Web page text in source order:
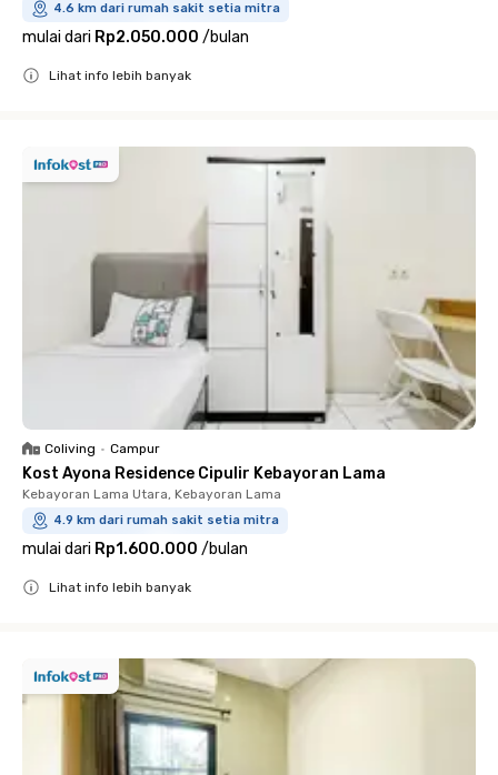
4.6 km dari rumah sakit setia mitra
mulai dari Rp2.050.000 /bulan
Lihat info lebih banyak
Coliving • Campur
Kost Ayona Residence Cipulir Kebayoran Lama
Kebayoran Lama Utara, Kebayoran Lama
4.9 km dari rumah sakit setia mitra
mulai dari Rp1.600.000 /bulan
Lihat info lebih banyak